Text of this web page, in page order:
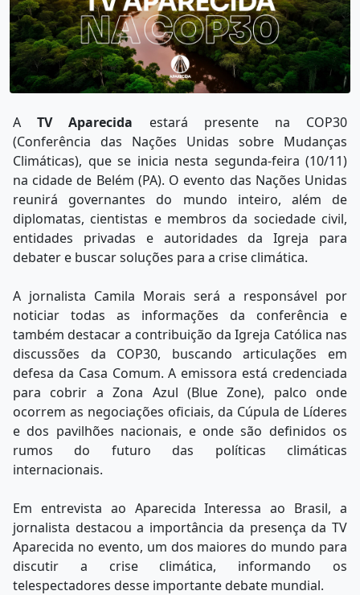
ATV Aparecida estará presente na COP30
(Conferência das Nações Unidas sobre Mudanças
Climáticas), que se inicia nesta segunda-feira (10/11)
na cidade de Belém (PA). O evento das Nações Unidas
reunirá governantes do mundo inteiro, além de
diplomatas, cientistas e membros da sociedade civil,
entidades privadas e autoridades da Igreja para
debater e buscar soluções para a crise climática.
A jornalista Camila Morais será a responsável por
noticiar todas as informações da conferência e
também destacar a contribuição da Igreja Católica nas
discussões da COP30, buscando articulações em
defesa da Casa Comum. A emissora está credenciada
para cobrir a Zona Azul (Blue Zone), palco onde
ocorrem as negociações oficiais, da Cúpula de Líderes
e dos pavilhões nacionais, e onde são definidos os
rumos do futuro das políticas climáticas
internacionais.
Em entrevista ao Aparecida Interessa ao Brasil, a
jornalista destacou a importância da presença da TV
Aparecida no evento, um dos maiores do mundo para
discutir a crise climática, informando os
telespectadores desse importante debate mundial.